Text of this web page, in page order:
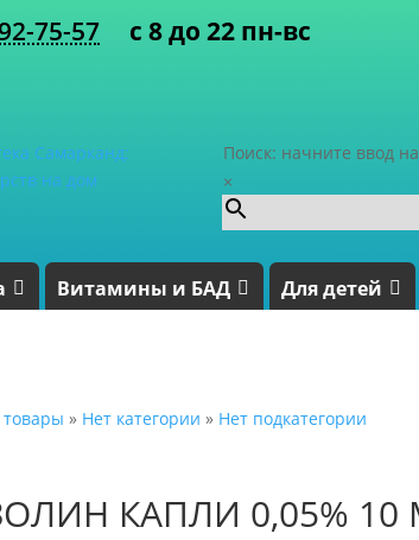
75-57 с 8 до 22 пн-вс
Поиск: начните ввод
×
Витамины и БАД Для детей
товары » Нет категории » Нет подкатегории
КАПЛИ 0,05% 10